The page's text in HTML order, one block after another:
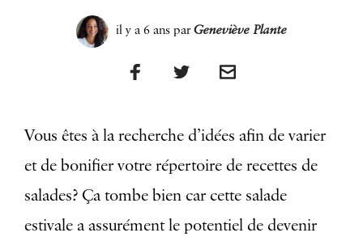
il y a 6 ansparGeneviève Plante
Vous êtes à la recherche d’idées afin de varier
et de bonifier votre répertoire de recettes de
salades? Ça tombe bien car cette salade
estivale a assurément le potentiel de devenir